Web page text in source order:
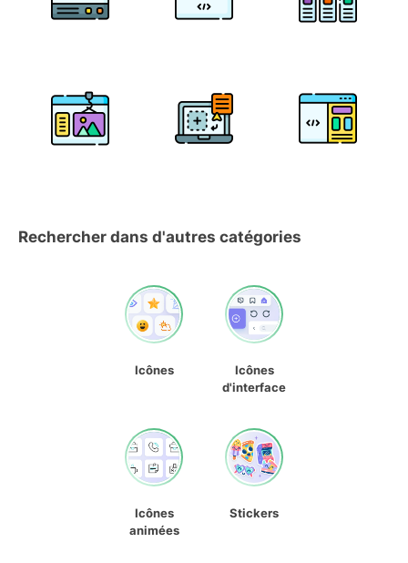
Rechercher dans d'autres catégories
Icônes
Icônes
d'interface
Icônes
animées
Stickers